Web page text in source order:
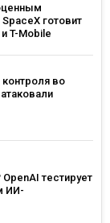
готовит
T-Mobile
во
тестирует
ИИ-